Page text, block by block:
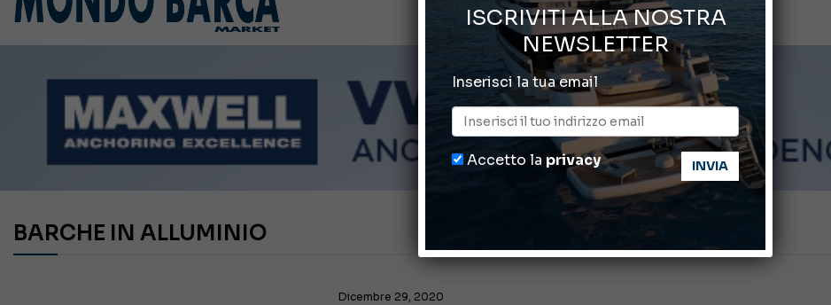
Montecristo Yachting, l’orologio per il diportista
Gommoni Callegari acquisisce Geniuss
BARCHE IN ALLUMINIO
Dicembre 29, 2020
ISCRIVITI ALLA NOSTRA
NEWSLETTER
Inserisci la tua email
Accetto la privacy